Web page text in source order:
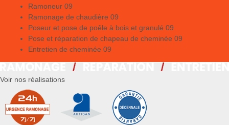
Ramoneur 09
Ramonage de chaudière 09
Poseur et pose de poêle à bois et granulé 09
Pose et réparation de chapeau de cheminée 09
Entretien de cheminée 09
Voir nos réalisations